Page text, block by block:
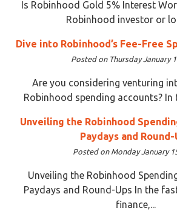
Is Robinhood Gold 5% Interest
Robinhood investor or
Dive into Robinhood’s Fee-Free
Posted on Thursday January
Are you considering venturing
Robinhood spending accounts? In
Unveiling the Robinhood
Paydays and Round-
Posted on Monday January
Unveiling the Robinhood
Paydays and Round-Ups In the
finance,...